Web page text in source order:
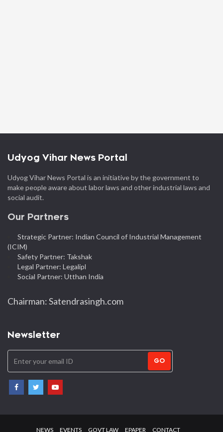
Udyog Vihar News Portal
Udyog Vihar News Portal is an initiative by the government to
make people aware about labor laws and other industrial laws and
social audit.
Our Partners
Strategic Partner: Indian Council of Industrial Management
(ICIM)
Safety Partner: Takshak
Legal Partner: Legalipl
Social Partner: Utthan India
Chairman: Satendrasingh.com
Newsletter
GO
NEWS EVENTS GOVT LAW EPAPER CONTACT